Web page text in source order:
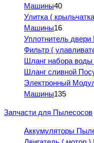
Машины40
Улитка (
Машины16
Уплотнитель
Фильтр (
Шланг набора
Шланг сливной
Электронный
Машины135
Запчасти для Пылесосов
Аккумуляторы